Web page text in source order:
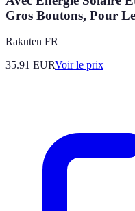
Gros Boutons, Pour
Rakuten FR
35.91 EURVoir le prix